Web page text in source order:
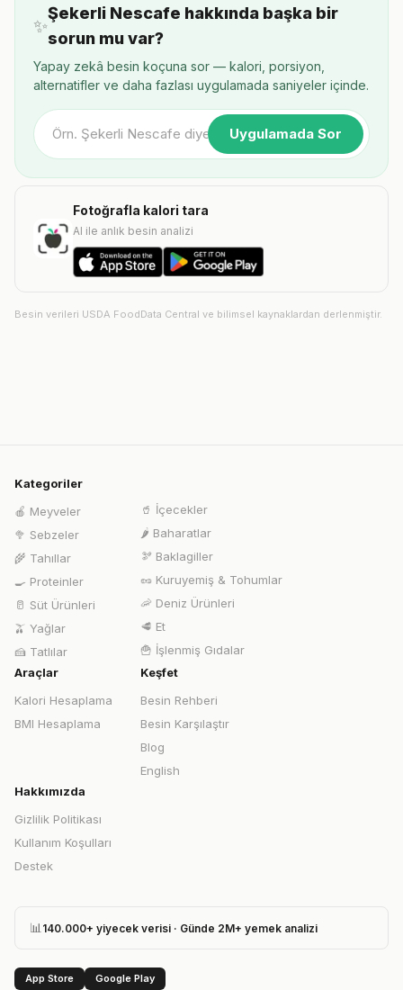
✨
Şekerli Nescafe hakkında başka bir
sorun mu var?
Yapay zekâ besin koçuna sor — kalori, porsiyon,
alternatifler ve daha fazlası uygulamada saniyeler içinde.
Uygulamada Sor
Fotoğrafla kalori tara
AI ile anlık besin analizi
Besin verileri USDA FoodData Central ve bilimsel kaynaklardan derlenmiştir.
Kategoriler
🍎 Meyveler
🥦 Sebzeler
🌾 Tahıllar
🍳 Proteinler
🥛 Süt Ürünleri
🫒 Yağlar
🍰 Tatlılar
🥤 İçecekler
🌶️ Baharatlar
🫘 Baklagiller
🥜 Kuruyemiş & Tohumlar
🦐 Deniz Ürünleri
🥩 Et
🍟 İşlenmiş Gıdalar
Araçlar
Kalori Hesaplama
BMI Hesaplama
Keşfet
Besin Rehberi
Besin Karşılaştır
Blog
English
Hakkımızda
Gizlilik Politikası
Kullanım Koşulları
Destek
📊 140.000+ yiyecek verisi · Günde 2M+ yemek analizi
App Store Google Play